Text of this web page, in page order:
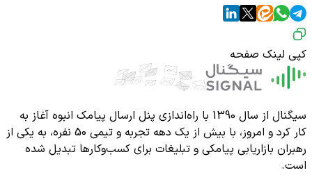
کپی لینک صفحه
سیگنال از سال 1390 با راه‌اندازی پنل ارسال پیامک انبوه آغاز به
کار کرد و امروز، با بیش از یک دهه تجربه و تیمی 50 نفره، به یکی از
رهبران بازاریابی پیامکی و تبلیغات برای کسب‌وکارها تبدیل شده
است.